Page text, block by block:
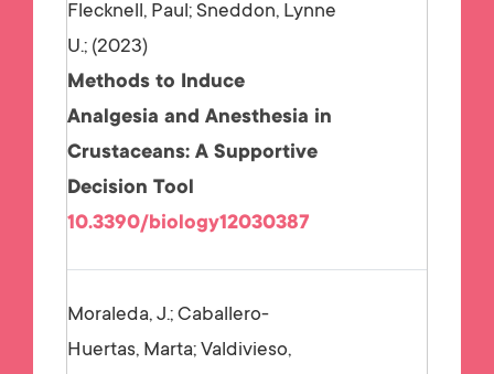
Flecknell, Paul; Sneddon, Lynne
U.; 2023
Methods to Induce
Analgesia and Anesthesia in
Crustaceans: A Supportive
Decision Tool
10.3390/biology12030387
Moraleda, J.; Caballero-
Huertas, Marta; Valdivieso,